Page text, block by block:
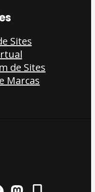
Sites
de Sites
Marcas